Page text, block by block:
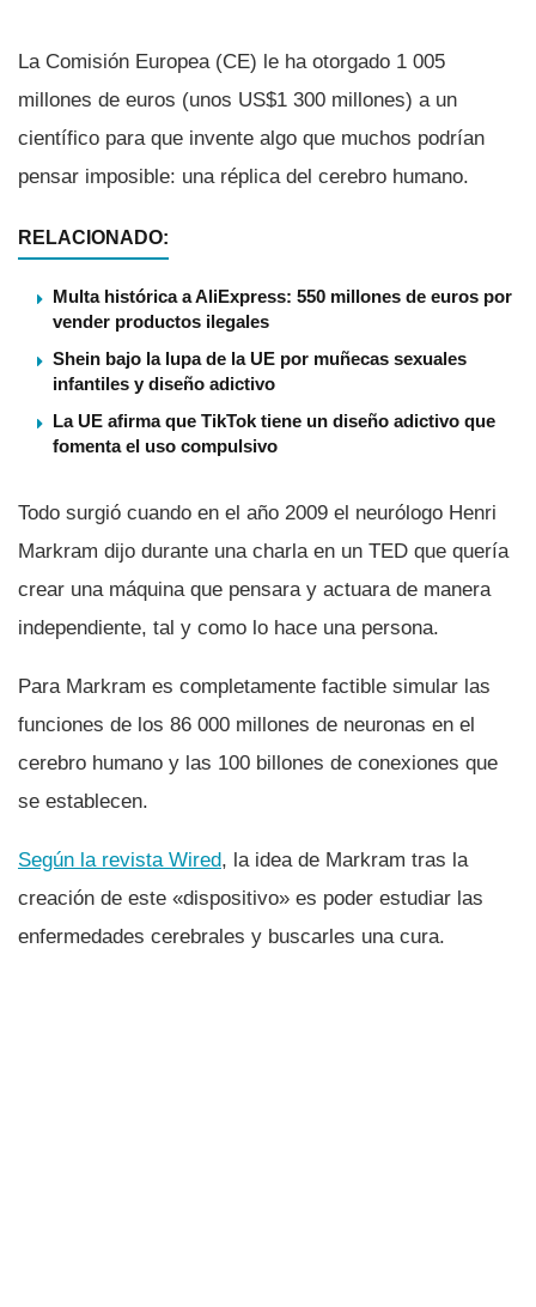
La Comisión Europea (CE) le ha otorgado 1 005
millones de euros (unos US$1 300 millones) a un
cientí­fico para que invente algo que muchos podrí­an
pensar imposible: una réplica del cerebro humano.
RELACIONADO:
Multa histórica a AliExpress: 550 millones de euros por
vender productos ilegales
Shein bajo la lupa de la UE por muñecas sexuales
infantiles y diseño adictivo
La UE afirma que TikTok tiene un diseño adictivo que
fomenta el uso compulsivo
Todo surgió cuando en el año 2009 el neurólogo Henri
Markram dijo durante una charla en un TED que querí­a
crear una máquina que pensara y actuara de manera
independiente, tal y como lo hace una persona.
Para Markram es completamente factible simular las
funciones de los 86 000 millones de neuronas en el
cerebro humano y las 100 billones de conexiones que
se establecen.
Según la revista Wired, la idea de Markram tras la
creación de este «dispositivo» es poder estudiar las
enfermedades cerebrales y buscarles una cura.